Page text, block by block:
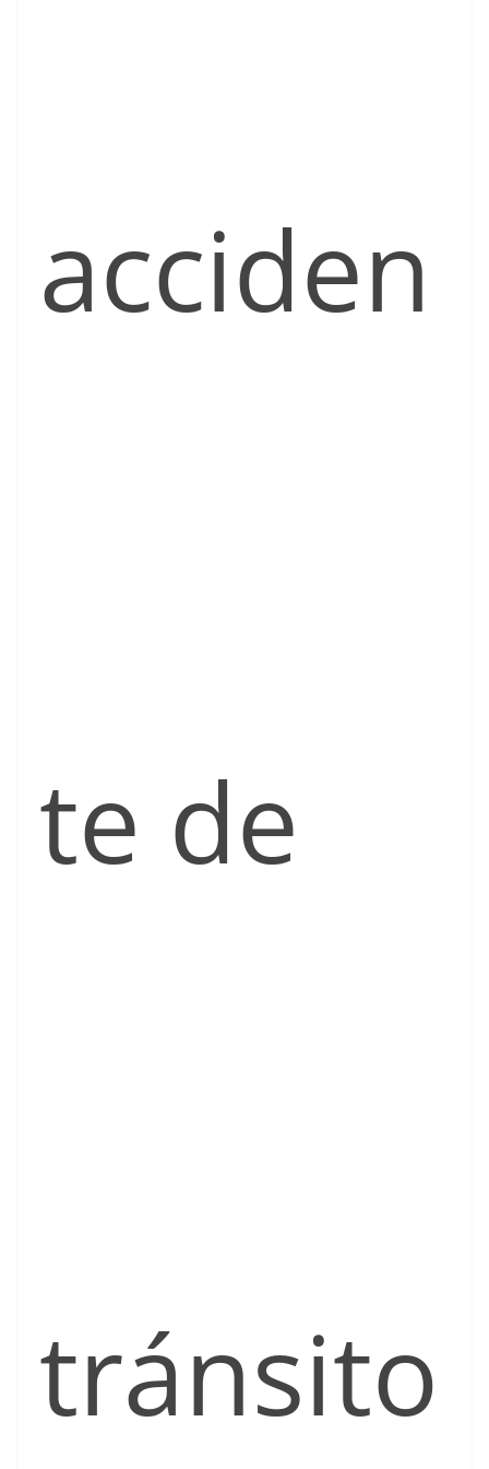
acciden
te de
tránsito